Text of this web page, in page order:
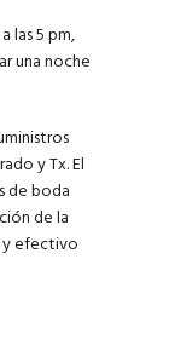
las 5 pm,
una noche
y Tx. El
de boda
de la
y efectivo